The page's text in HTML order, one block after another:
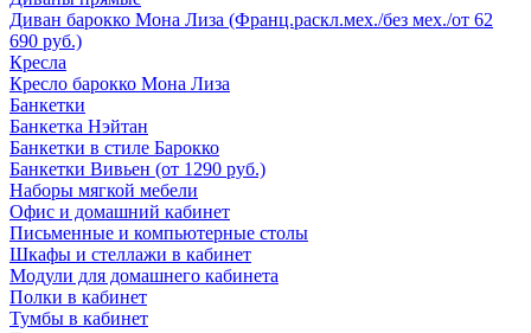
Диван барокко Мона Лиза (Франц.раскл.мех./без мех./от 62
690 руб.)
Кресла
Кресло барокко Мона Лиза
Банкетки
Банкетка Нэйтан
Банкетки в стиле Барокко
Банкетки Вивьен (от 1290 руб.)
Наборы мягкой мебели
Офис и домашний кабинет
Письменные и компьютерные столы
Шкафы и стеллажи в кабинет
Модули для домашнего кабинета
Полки в кабинет
Тумбы в кабинет